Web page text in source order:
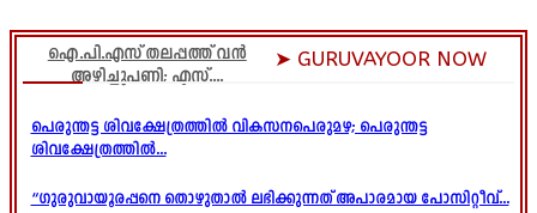
ഐ.പി.എസ് തലപ്പത്ത് വൻ
അഴിച്ചുപണി; എസ്....
പെരുന്തട്ട ശിവക്ഷേത്രത്തിൽ വികസനപെരുമഴ; പെരുന്തട്ട
ശിവക്ഷേത്രത്തിൽ...
“ഗുരുവായൂരപ്പനെ തൊഴുതാൽ ലഭിക്കുന്നത് അപാരമായ പോസിറ്റീവ്...
➤ GURUVAYOOR NOW